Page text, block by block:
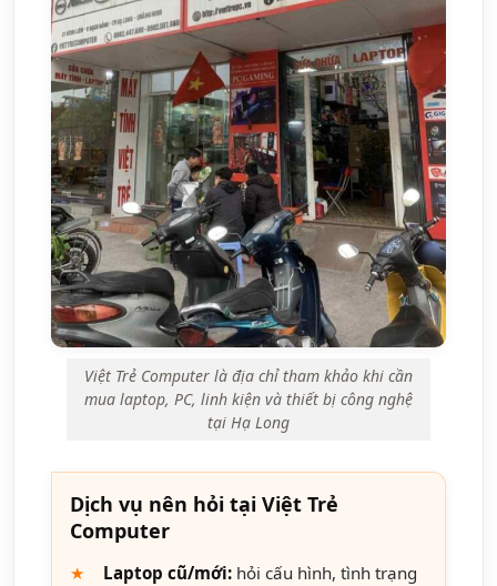
Việt Trẻ Computer là địa chỉ tham khảo khi cần
mua laptop, PC, linh kiện và thiết bị công nghệ
tại Hạ Long
Dịch vụ nên hỏi tại Việt Trẻ
Computer
Laptop cũ/mới: hỏi cấu hình, tình trạng